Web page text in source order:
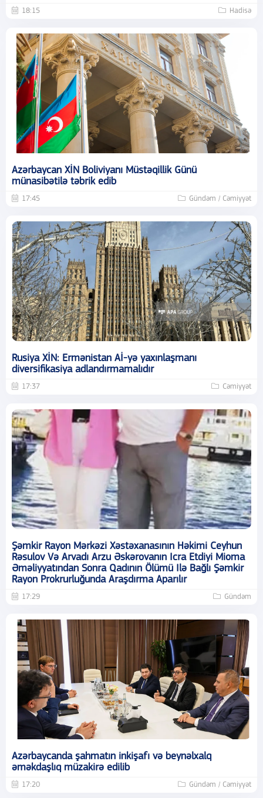
18:15 Hadisə
Azərbaycan XİN Boliviyanı Müstəqillik Günü
münasibətilə təbrik edib
17:45 Gündəm / Cəmiyyət
Rusiya XİN: Ermənistan Aİ-yə yaxınlaşmanı
diversifikasiya adlandırmamalıdır
17:37 Cəmiyyət
Şəmkir Rayon Mərkəzi Xəstəxanasının Həkimi Ceyhun
Rəsulov Və Arvadı Arzu Əskərovanın Icra Etdiyi Mioma
Əməliyyatından Sonra Qadının Ölümü Ilə Bağlı Şəmkir
Rayon Prokrurluğunda Araşdırma Aparılır
17:29 Gündəm
Azərbaycanda şahmatın inkişafı və beynəlxalq
əməkdaşlıq müzakirə edilib
17:20 Gündəm / Cəmiyyət